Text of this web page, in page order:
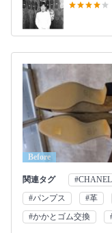
Before
関連タグ
#パンプス
#革
#かかとゴム交換